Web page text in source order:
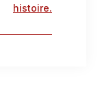
histoire.